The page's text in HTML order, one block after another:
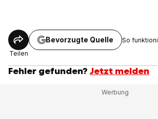
Teilen
Bevorzugte Quelle So
Fehler gefunden? Jetzt melden